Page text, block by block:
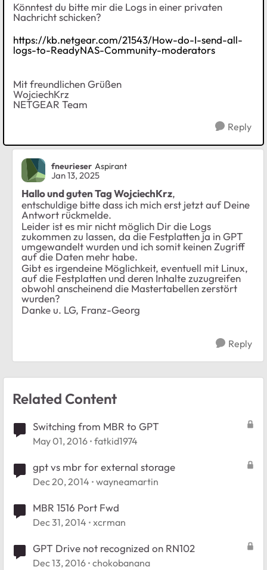
Könntest du bitte mir die Logs in einer privaten
Nachricht schicken?
https://kb.netgear.com/21543/How-do-I-send-all-
logs-to-ReadyNAS-Community-moderators
Mit freundlichen Grüßen
WojciechKrz
NETGEAR Team
Reply
fneurieser Aspirant
Jan 13, 2025
Hallo und guten Tag WojciechKrz,
entschuldige bitte dass ich mich erst jetzt auf Deine
Antwort rückmelde.
Leider ist es mir nicht möglich Dir die Logs
zukommen zu lassen, da die Festplatten ja in GPT
umgewandelt wurden und ich somit keinen Zugriff
auf die Daten mehr habe.
Gibt es irgendeine Möglichkeit, eventuell mit Linux,
auf die Festplatten und deren Inhalte zuzugreifen
obwohl anscheinend die Mastertabellen zerstört
wurden?
Danke u. LG, Franz-Georg
Reply
Related Content
Switching from MBR to GPT
May 01, 2016 fatkid1974
gpt vs mbr for external storage
Dec 20, 2014 wayneamartin
MBR 1516 Port Fwd
Dec 31, 2014 xcrman
GPT Drive not recognized on RN102
Dec 13, 2016 chokobanana